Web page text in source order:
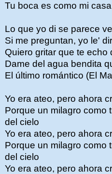
Tu boca es como mi
Lo que yo di se parece
Si me preguntan, yo le'
Quiero gritar que te echo
Dame del agua bendita
El último romántico (El
Yo era ateo, pero ahora
Porque un milagro como
del cielo
Yo era ateo, pero ahora
Porque un milagro como
del cielo
Yo era ateo, pero ahora